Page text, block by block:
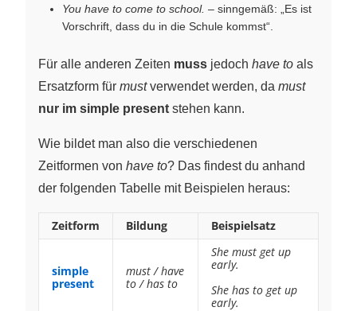
You have to come to school. – sinngemäß: „Es ist
Vorschrift, dass du in die Schule kommst“.
Für alle anderen Zeiten muss jedoch have to als
Ersatzform für mustverwendet werden, da must
nur im simple present stehen kann.
Wie bildet man also die verschiedenen
Zeitformen von have to? Das findest du anhand
der folgenden Tabelle mit Beispielen heraus:
Zeitform Bildung Beispielsatz
simple
present
must / have
to / has to
She must get up
early.
She has to get up
early.